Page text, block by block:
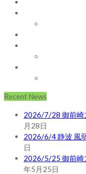
Recent News
2026/7/28 御前崎
月28日
2026/6/4 静波 風
日
2026/5/25 御前崎
年5月25日